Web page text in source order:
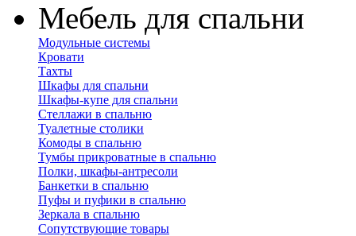
Мебель для спальни
Модульные системы
Кровати
Тахты
Шкафы для спальни
Шкафы-купе для спальни
Стеллажи в спальню
Туалетные столики
Комоды в спальню
Тумбы прикроватные в спальню
Полки, шкафы-антресоли
Банкетки в спальню
Пуфы и пуфики в спальню
Зеркала в спальню
Сопутствующие товары